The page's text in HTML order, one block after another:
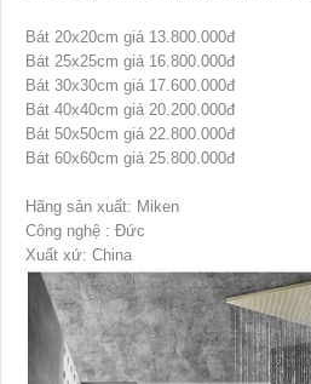
Bát 20x20cm giá 13.800.000đ
Bát 25x25cm giá 16.800.000đ
Bát 30x30cm giá 17.600.000đ
Bát 40x40cm giá 20.200.000đ
Bát 50x50cm giá 22.800.000đ
Bát 60x60cm giá 25.800.000đ
Hãng sản xuất: Miken
Công nghệ : Đức
Xuất xứ: China